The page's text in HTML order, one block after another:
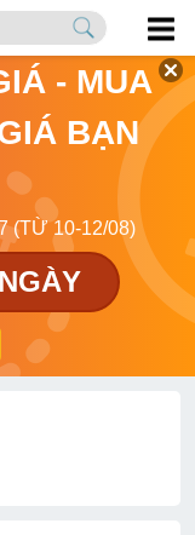
- MUA
BẠN
(TỪ 10-12/08)